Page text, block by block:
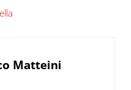
Matteini